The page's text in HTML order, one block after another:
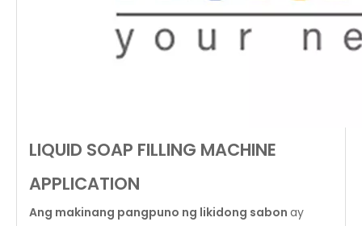
LIQUID SOAP FILLING MACHINE
APPLICATION
Ang makinang pangpuno ng likidong sabon ay